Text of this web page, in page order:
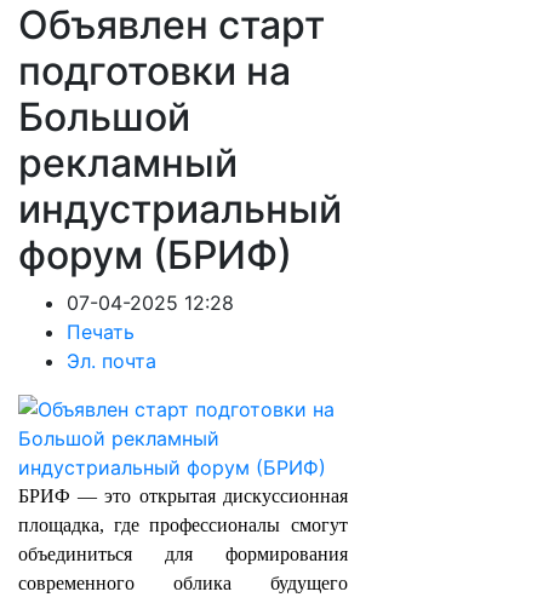
Объявлен старт
подготовки на
Большой
рекламный
индустриальный
форум (БРИФ)
07-04-2025 12:28
Печать
Эл. почта
БРИФ — это открытая дискуссионная
площадка, где профессионалы смогут
объединиться для формирования
современного облика будущего